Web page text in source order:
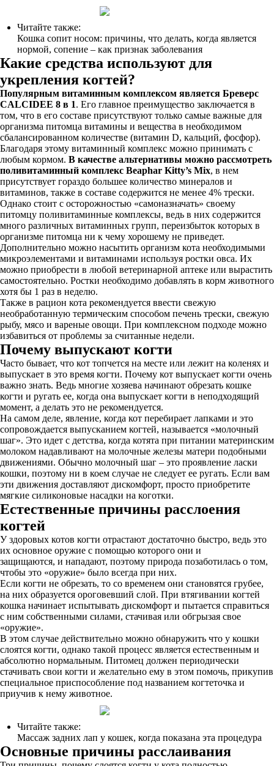
Читайте также:
Кошка сопит носом: причины, что делать, когда является
нормой, сопение – как признак заболевания
Какие средства используют для
укрепления когтей?
Популярным витаминным комплексом является Бреверс
CALCIDEE 8 в 1. Его главное преимущество заключается в
том, что в его составе присутствуют только самые важные для
организма питомца витамины и вещества в необходимом
сбалансированном количестве (витамин D, кальций, фосфор).
Благодаря этому витаминный комплекс можно принимать с
любым кормом. В качестве альтернативы можно рассмотреть
поливитаминный комплекс Beaphar Kitty’s Mix, в нем
присутствует гораздо большее количество минералов и
витаминов, также в составе содержится не менее 4% трески.
Однако стоит с осторожностью «самоназначать» своему
питомцу поливитаминные комплексы, ведь в них содержится
много различных витаминных групп, переизбыток которых в
организме питомца ни к чему хорошему не приведет.
Дополнительно можно насытить организм кота необходимыми
микроэлементами и витаминами используя ростки овса. Их
можно приобрести в любой ветеринарной аптеке или вырастить
самостоятельно. Ростки необходимо добавлять в корм животного
хотя бы 1 раз в неделю.
Также в рацион кота рекомендуется ввести свежую
необработанную термическим способом печень трески, свежую
рыбу, мясо и вареные овощи. При комплексном подходе можно
избавиться от проблемы за считанные недели.
Почему выпускают когти
Часто бывает, что кот топчется на месте или лежит на коленях и
выпускает в это время когти. Почему кот выпускает когти очень
важно знать. Ведь многие хозяева начинают обрезать кошке
когти и ругать ее, когда она выпускает когти в неподходящий
момент, а делать это не рекомендуется.
На самом деле, явление, когда кот перебирает лапками и это
сопровождается выпусканием когтей, называется «молочный
шаг». Это идет с детства, когда котята при питании материнским
молоком надавливают на молочные железы матери подобными
движениями. Обычно молочный шаг – это проявление ласки
кошки, поэтому ни в коем случае не следует ее ругать. Если вам
эти движения доставляют дискомфорт, просто приобретите
мягкие силиконовые насадки на коготки.
Естественные причины расслоения
когтей
У здоровых котов когти отрастают достаточно быстро, ведь это
их основное оружие с помощью которого они и
защищаются, и нападают, поэтому природа позаботилась о том,
чтобы это «оружие» было всегда при них.
Если когти не обрезать, то со временем они становятся грубее,
на них образуется ороговевший слой. При втягивании когтей
кошка начинает испытывать дискомфорт и пытается справиться
с ним собственными силами, стачивая или обгрызая свое
«оружие».
В этом случае действительно можно обнаружить что у кошки
слоятся когти, однако такой процесс является естественным и
абсолютно нормальным. Питомец должен периодически
стачивать свои когти и желательно ему в этом помочь, прикупив
специальное приспособление под названием когтеточка и
приучив к нему животное.
Читайте также:
Массаж задних лап у кошек, когда показана эта процедура
Основные причины расслаивания